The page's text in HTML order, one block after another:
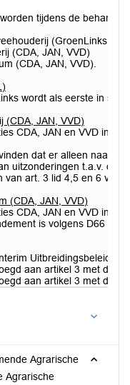
tijdens de
(GroenLinks)
(CDA, JAN, VVD)
(CDA, JAN, VVD).
wordt als eerste in
(CDA, JAN, VVD)
CDA, JAN en VVD
dat er alleen naar
uitzonderingen t.a.v. de
van art. 3 lid 4,5 en 6 van
(CDA, JAN, VVD)
CDA, JAN en VVD
is volgens D66
Uitbreidingsbeleid
aan artikel 3 met de
aan artikel 3 met de
Agrarische
Agrarische